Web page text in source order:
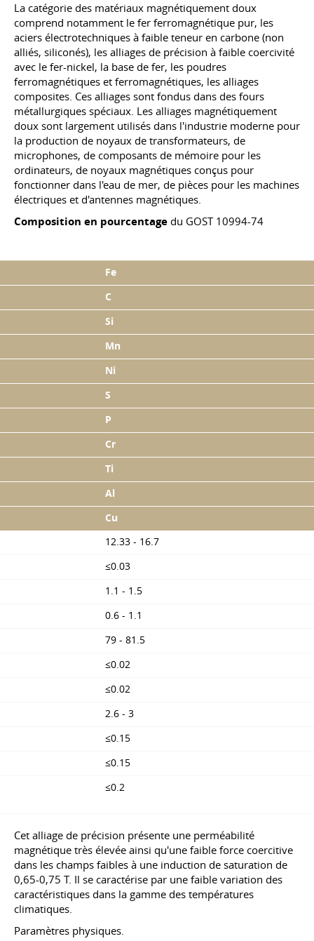
La catégorie des matériaux magnétiquement doux
comprend notamment le fer ferromagnétique pur, les
aciers électrotechniques à faible teneur en carbone (non
alliés, siliconés), les alliages de précision à faible coercivité
avec le fer-nickel, la base de fer, les poudres
ferromagnétiques et ferromagnétiques, les alliages
composites. Ces alliages sont fondus dans des fours
métallurgiques spéciaux. Les alliages magnétiquement
doux sont largement utilisés dans l'industrie moderne pour
la production de noyaux de transformateurs, de
microphones, de composants de mémoire pour les
ordinateurs, de noyaux magnétiques conçus pour
fonctionner dans l'eau de mer, de pièces pour les machines
électriques et d'antennes magnétiques.
Composition en pourcentage du GOST 10994-74
Fe
C
Si
Mn
Ni
S
P
Cr
Ti
Al
Cu
12.33 - 16.7
≤0.03
1.1 - 1.5
0.6 - 1.1
79 - 81.5
≤0.02
≤0.02
2.6 - 3
≤0.15
≤0.15
≤0.2
Cet alliage de précision présente une perméabilité
magnétique très élevée ainsi qu'une faible force coercitive
dans les champs faibles à une induction de saturation de
0,65-0,75 T. Il se caractérise par une faible variation des
caractéristiques dans la gamme des températures
climatiques.
Paramètres physiques.